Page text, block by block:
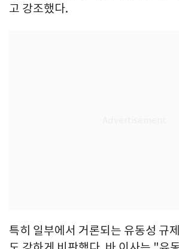
고 강조했다.
특히 일부에서 거론되는 유동성 규